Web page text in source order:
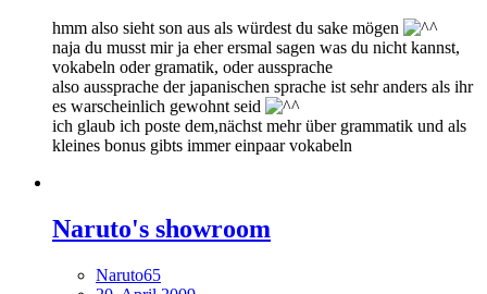
hmm also sieht son aus als würdest du sake mögen
naja du musst mir ja eher ersmal sagen was du nicht kannst,
vokabeln oder gramatik, oder aussprache
also aussprache der japanischen sprache ist sehr anders als ihr
es warscheinlich gewohnt seid
ich glaub ich poste dem,nächst mehr über grammatik und als
kleines bonus gibts immer einpaar vokabeln
Naruto's showroom
Naruto65